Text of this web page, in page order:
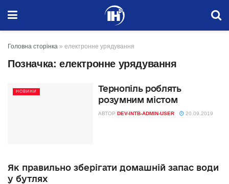
Головна сторінка » електронне урядування
Позначка: електронне урядування
НОВИНИ
Тернопіль роблять
розумним містом
АВТОР DEV-INTB-ADMIN-USER 20.09.2019
Як правильно зберігати домашній запас води
у бутлях